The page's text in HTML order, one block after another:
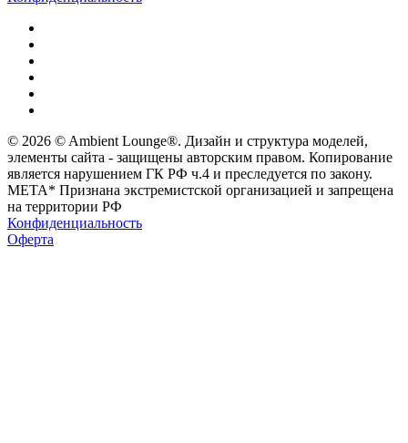
© 2026 © Ambient Lounge®. Дизайн и структура моделей,
элементы сайта - защищены авторским правом. Копирование
является нарушением ГК РФ ч.4 и преследуется по закону.
МЕТА* Признана экстремистской организацией и запрещена
на территории РФ
Конфиденциальность
Оферта